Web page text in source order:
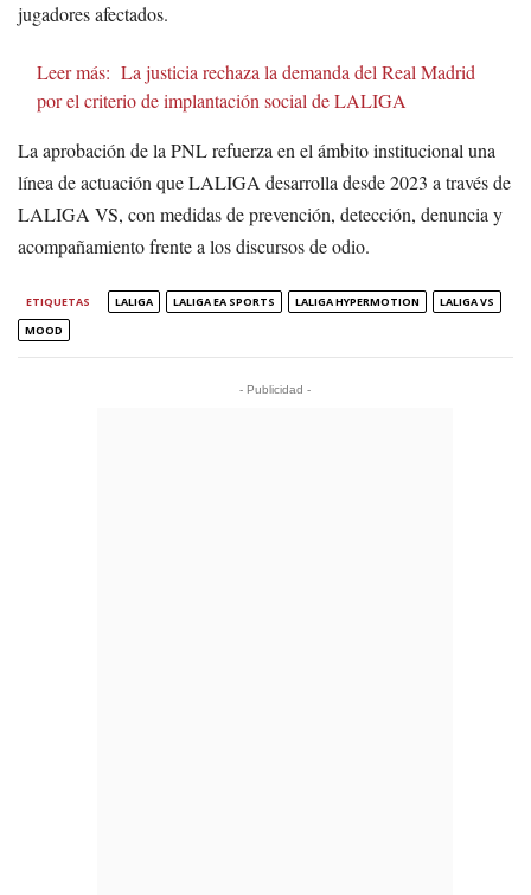
jugadores afectados.
Leer más: La justicia rechaza la demanda del Real Madrid
por el criterio de implantación social de LALIGA
La aprobación de la PNL refuerza en el ámbito institucional una
línea de actuación que LALIGA desarrolla desde 2023 a través de
LALIGA VS, con medidas de prevención, detección, denuncia y
acompañamiento frente a los discursos de odio.
ETIQUETAS LALIGA LALIGA EA SPORTS LALIGA HYPERMOTION
LALIGA VS
MOOD
- Publicidad -